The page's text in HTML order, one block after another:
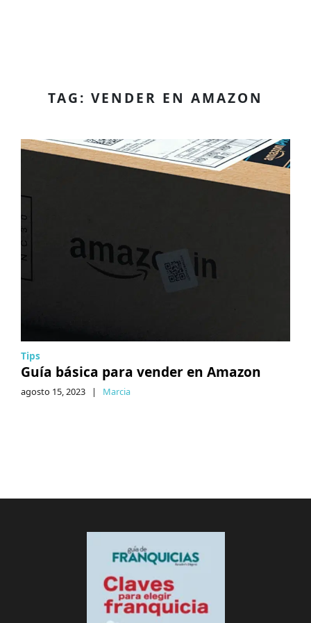
TAG: VENDER EN AMAZON
Tips
Guía básica para vender en Amazon
agosto 15, 2023 | Marcia